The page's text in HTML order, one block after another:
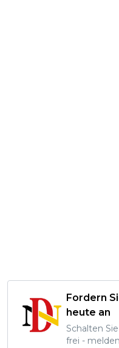
Fordern
heute an
Schalten
frei -